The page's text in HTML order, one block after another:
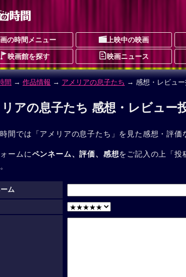
の時間メニュー 上映中の映画
映画館を探す 映画ニュース
間 → 作品情報 → アメリアの息子たち → 感想・レビュ
アの息子たち 感想・レビュー
間では「アメリアの息子たち」を見た感想・評価
ームにペンネーム、評価、感想をご記入の上「投
ム